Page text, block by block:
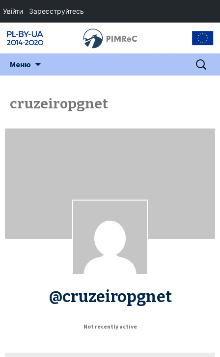
Меню Пошук:
cruzeiropgnet
@cruzeiropgnet
Not recently active
Увійти Зареєструйтесь